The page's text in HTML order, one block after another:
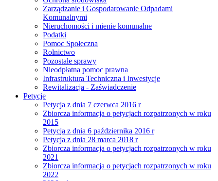
Zarządzanie i Gospodarowanie Odpadami
Komunalnymi
Nieruchomości i mienie komunalne
Podatki
Pomoc Społeczna
Rolnictwo
Pozostałe sprawy
Nieodpłatna pomoc prawna
Infrastruktura Techniczna i Inwestycje
Rewitalizacja - Zaświadczenie
Petycje
Petycja z dnia 7 czerwca 2016 r
Zbiorcza informacja o petycjach rozpatrzonych w roku
2015
Petycja z dnia 6 października 2016 r
Petycja z dnia 28 marca 2018 r
Zbiorcza informacja o petycjach rozpatrzonych w roku
2021
Zbiorcza informacja o petycjach rozpatrzonych w roku
2022